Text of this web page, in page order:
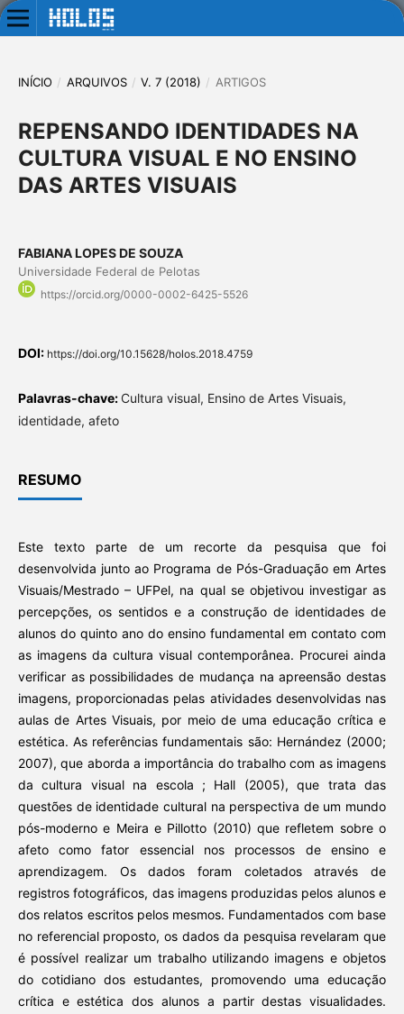
INÍCIO / ARQUIVOS / V. 7 (2018) / ARTIGOS
REPENSANDO IDENTIDADES NA
CULTURA VISUAL E NO ENSINO
DAS ARTES VISUAIS
FABIANA LOPES DE SOUZA
Universidade Federal de Pelotas
https://orcid.org/0000-0002-6425-5526
DOI: https://doi.org/10.15628/holos.2018.4759
Palavras-chave: Cultura visual, Ensino de Artes Visuais,
identidade, afeto
RESUMO
Este texto parte de um recorte da pesquisa que foi
desenvolvida junto ao Programa de Pós-Graduação em Artes
Visuais/Mestrado – UFPel, na qual se objetivou investigar as
percepções, os sentidos e a construção de identidades de
alunos do quinto ano do ensino fundamental em contato com
as imagens da cultura visual contemporânea. Procurei ainda
verificar as possibilidades de mudança na apreensão destas
imagens, proporcionadas pelas atividades desenvolvidas nas
aulas de Artes Visuais, por meio de uma educação crítica e
estética. As referências fundamentais são: Hernández (2000;
2007), que aborda a importância do trabalho com as imagens
da cultura visual na escola ; Hall (2005), que trata das
questões de identidade cultural na perspectiva de um mundo
pós-moderno e Meira e Pillotto (2010) que refletem sobre o
afeto como fator essencial nos processos de ensino e
aprendizagem. Os dados foram coletados através de
registros fotográficos, das imagens produzidas pelos alunos e
dos relatos escritos pelos mesmos. Fundamentados com base
no referencial proposto, os dados da pesquisa revelaram que
é possível realizar um trabalho utilizando imagens e objetos
do cotidiano dos estudantes, promovendo uma educação
crítica e estética dos alunos a partir destas visualidades.